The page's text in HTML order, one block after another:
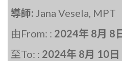
導師: Jana Vesela, MPT
由From: : 2024年 8月 8
至To: : 2024年 8月 10日